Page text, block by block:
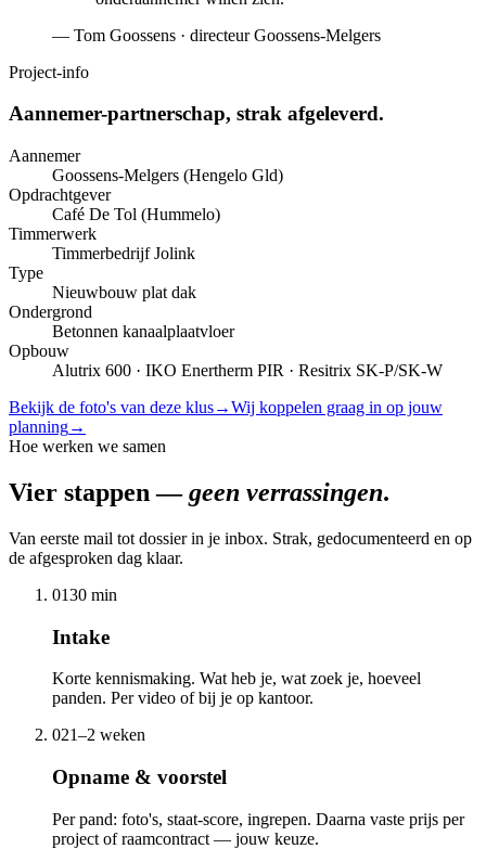
— Tom Goossens · directeur Goossens-Melgers
Project-info
Aannemer-partnerschap, strak afgeleverd.
Aannemer
Goossens-Melgers (Hengelo Gld)
Opdrachtgever
Café De Tol (Hummelo)
Timmerwerk
Timmerbedrijf Jolink
Type
Nieuwbouw plat dak
Ondergrond
Betonnen kanaalplaatvloer
Opbouw
Alutrix 600 · IKO Enertherm PIR · Resitrix SK-P/SK-W
Bekijk de foto's van deze klus→Wij koppelen graag in op jouw
planning→
Hoe werken we samen
Vier stappen — geen verrassingen.
Van eerste mail tot dossier in je inbox. Strak, gedocumenteerd en op
de afgesproken dag klaar.
0130 min
Intake
Korte kennismaking. Wat heb je, wat zoek je, hoeveel
panden. Per video of bij je op kantoor.
021–2 weken
Opname & voorstel
Per pand: foto's, staat-score, ingrepen. Daarna vaste prijs per
project of raamcontract — jouw keuze.